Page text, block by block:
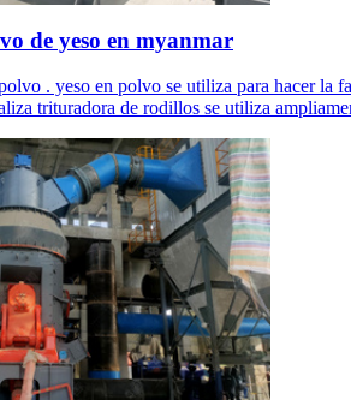
de yeso en myanmar
. yeso en polvo se utiliza para hacer la
trituradora de rodillos se utiliza